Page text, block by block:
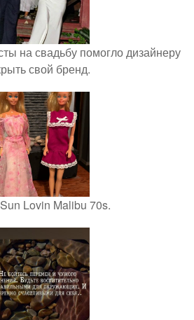
на свадьбу помогло дизайнеру
свой бренд.
Lovin Malibu 70s.